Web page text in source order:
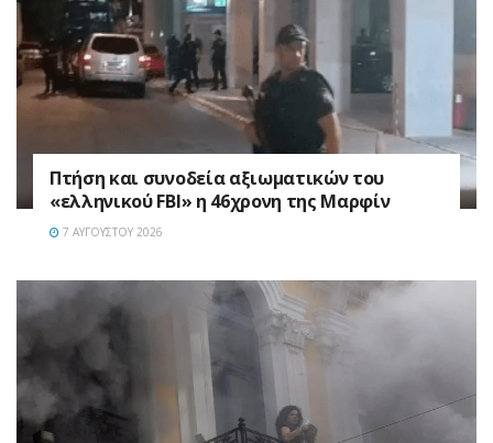
Πτήση και συνοδεία αξιωματικών του
«ελληνικού FBI» η 46χρονη της Μαρφίν
7 ΑΥΓΟΎΣΤΟΥ 2026